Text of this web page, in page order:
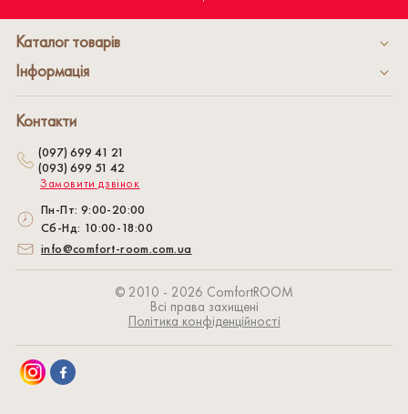
© 2010 - 2026 СomfortROOM
Всі права захищені
Політика конфіденційності
Каталог товарів
Інформація
Контакти
(097) 699 41 21
(093) 699 51 42
Замовити дзвінок
Пн-Пт: 9:00-20:00
Сб-Нд: 10:00-18:00
info@comfort-room.com.ua